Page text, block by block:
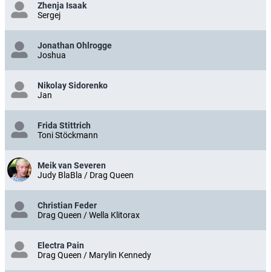
Zhenja Isaak
Sergej
Jonathan Ohlrogge
Joshua
Nikolay Sidorenko
Jan
Frida Stittrich
Toni Stöckmann
Meik van Severen
Judy BlaBla / Drag Queen
Christian Feder
Drag Queen / Wella Klitorax
Electra Pain
Drag Queen / Marylin Kennedy